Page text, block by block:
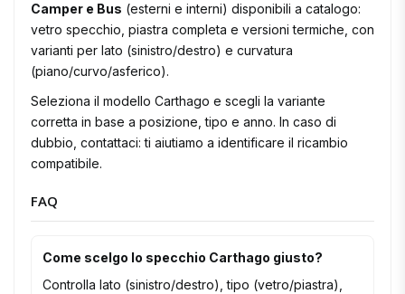
Camper e Bus (esterni e interni) disponibili a catalogo:
vetro specchio, piastra completa e versioni termiche, con
varianti per lato (sinistro/destro) e curvatura
(piano/curvo/asferico).
Seleziona il modello Carthago e scegli la variante
corretta in base a posizione, tipo e anno. In caso di
dubbio, contattaci: ti aiutiamo a identificare il ricambio
compatibile.
FAQ
Come scelgo lo specchio Carthago giusto?
Controlla lato (sinistro/destro), tipo (vetro/piastra),